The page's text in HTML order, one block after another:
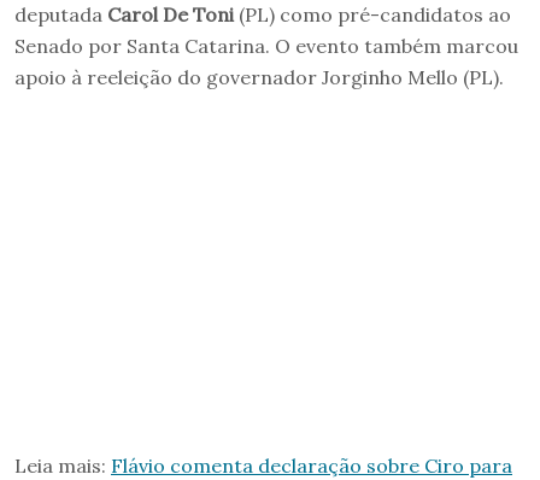
deputada Carol De Toni (PL) como pré-candidatos ao
Senado por Santa Catarina. O evento também marcou
apoio à reeleição do governador Jorginho Mello (PL).
Leia mais: Flávio comenta declaração sobre Ciro para